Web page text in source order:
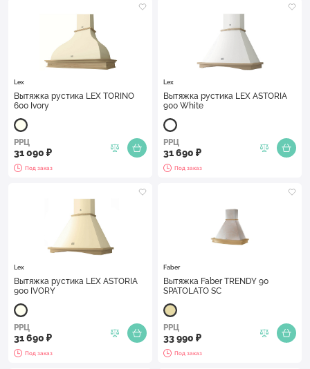
Lex
Вытяжка рустика LEX TORINO
600 Ivory
РРЦ
31 090 ₽
Под заказ
Lex
Вытяжка рустика LEX ASTORIA
900 White
РРЦ
31 690 ₽
Под заказ
Lex
Вытяжка рустика LEX ASTORIA
900 IVORY
РРЦ
31 690 ₽
Под заказ
Faber
Вытяжка Faber TRENDY 90
SPATOLATO SC
РРЦ
33 990 ₽
Под заказ